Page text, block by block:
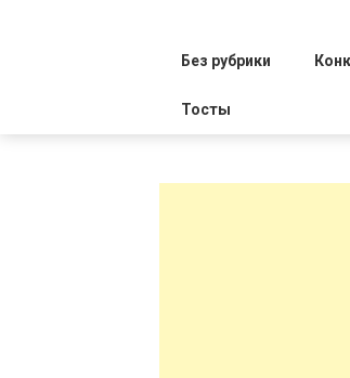
Без рубрики
Тосты